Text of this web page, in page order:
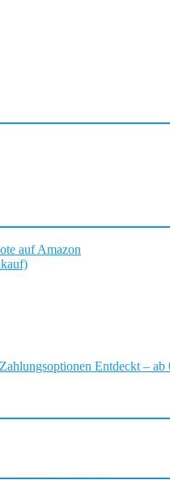
auf Amazon
Entdeckt – ab